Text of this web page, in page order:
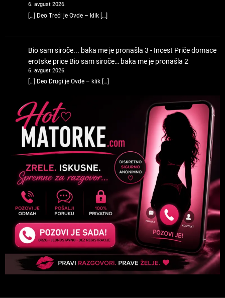
6. avgust 2026.
[…] Deo Treći je Ovde – klik […]
Bio sam siroče... baka me je pronašla 3 - Incest Priče domace
erotske price Bio sam siroče… baka me je pronašla 2
6. avgust 2026.
[…] Deo Drugi je Ovde – klik […]